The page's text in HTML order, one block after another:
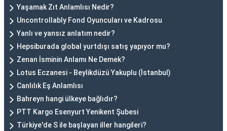
Yaşamak Zıt Anlamlısı Nedir?
Uncontrollably Fond Oyuncuları ve Kadrosu
Yanlı ve yansız anlatım nedir?
Hepsiburada global yurtdışı satış yapıyor mu?
Zenan İsminin Anlamı Ne Demek?
Lotus Eczanesi - Beylikdüzü Yakuplu (İstanbul)
Canlılık Eş Anlamlısı
Bahreyn hangi ülkeye bağlıdır?
PTT Kargo Esenyurt Yenikent Şubesi
Türkiye'de S ile başlayan iller hangileri?